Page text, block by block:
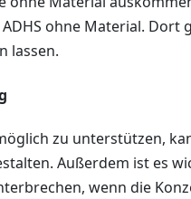
ohne Material.
lassen.
zu unterstützen,
Außerdem ist es
wenn die